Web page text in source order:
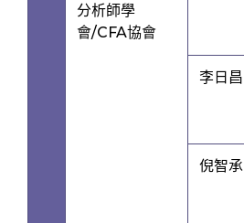
分析師學
會/CFA協會
李日昌
倪智承